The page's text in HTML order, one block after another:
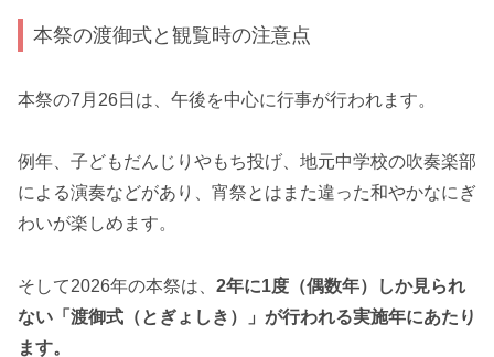
本祭の渡御式と観覧時の注意点
本祭の7月26日は、午後を中心に行事が行われます。
例年、子どもだんじりやもち投げ、地元中学校の吹奏楽部
による演奏などがあり、宵祭とはまた違った和やかなにぎ
わいが楽しめます。
そして2026年の本祭は、 2年に1度（偶数年）しか見られ
ない「渡御式（とぎょしき）」が行われる実施年にあたり
ます。